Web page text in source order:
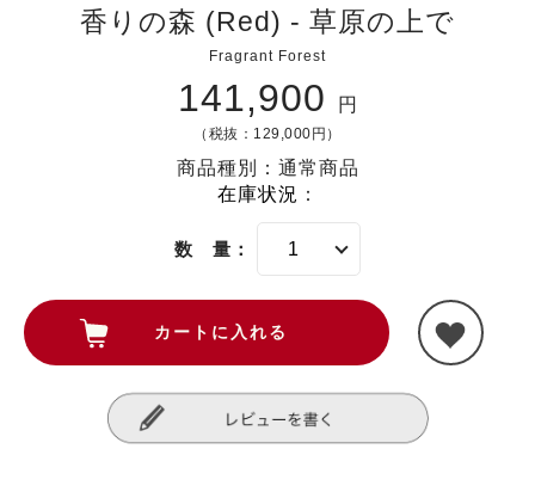
香りの森 (Red) - 草原の上で
Fragrant Forest
141,900 円
（税抜：129,000円）
商品種別：通常商品
在庫状況 ：
数 量：